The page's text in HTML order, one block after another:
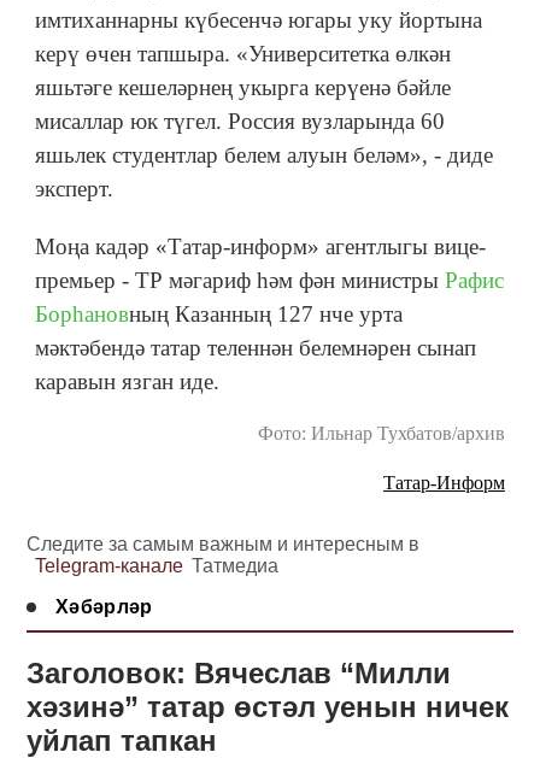
имтиханнарны күбесенчә югары уку йортына
керү өчен тапшыра. «Университетка өлкән
яшьтәге кешеләрнең укырга керүенә бәйле
мисаллар юк түгел. Россия вузларында 60
яшьлек студентлар белем алуын беләм», - диде
эксперт.
Моңа кадәр «Татар-информ» агентлыгы вице-
премьер - ТР мәгариф һәм фән министры Рафис
Борһановның Казанның 127 нче урта
мәктәбендә татар теленнән белемнәрен сынап
каравын язган иде.
Фото: Ильнар Тухбатов/архив
Татар-Информ
Следите за самым важным и интересным в
Telegram-канале Татмедиа
Хәбәрләр
Заголовок: Вячеслав “Милли
хәзинә” татар өстәл уенын ничек
уйлап тапкан